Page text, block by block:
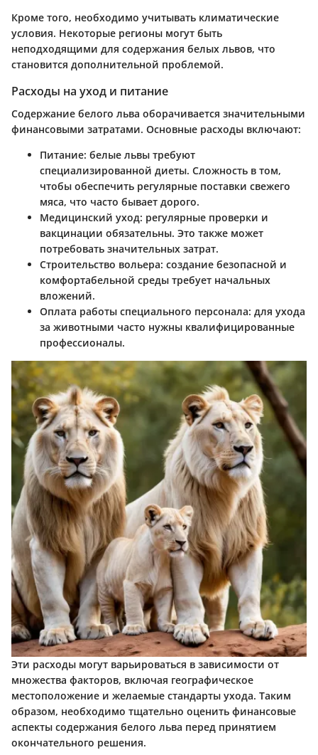
Кроме того, необходимо учитывать климатические
условия. Некоторые регионы могут быть
неподходящими для содержания белых львов, что
становится дополнительной проблемой.
Расходы на уход и питание
Содержание белого льва оборачивается значительными
финансовыми затратами. Основные расходы включают:
Питание: белые львы требуют
специализированной диеты. Сложность в том,
чтобы обеспечить регулярные поставки свежего
мяса, что часто бывает дорого.
Медицинский уход: регулярные проверки и
вакцинации обязательны. Это также может
потребовать значительных затрат.
Строительство вольера: создание безопасной и
комфортабельной среды требует начальных
вложений.
Оплата работы специального персонала: для ухода
за животными часто нужны квалифицированные
профессионалы.
Эти расходы могут варьироваться в зависимости от
множества факторов, включая географическое
местоположение и желаемые стандарты ухода. Таким
образом, необходимо тщательно оценить финансовые
аспекты содержания белого льва перед принятием
окончательного решения.